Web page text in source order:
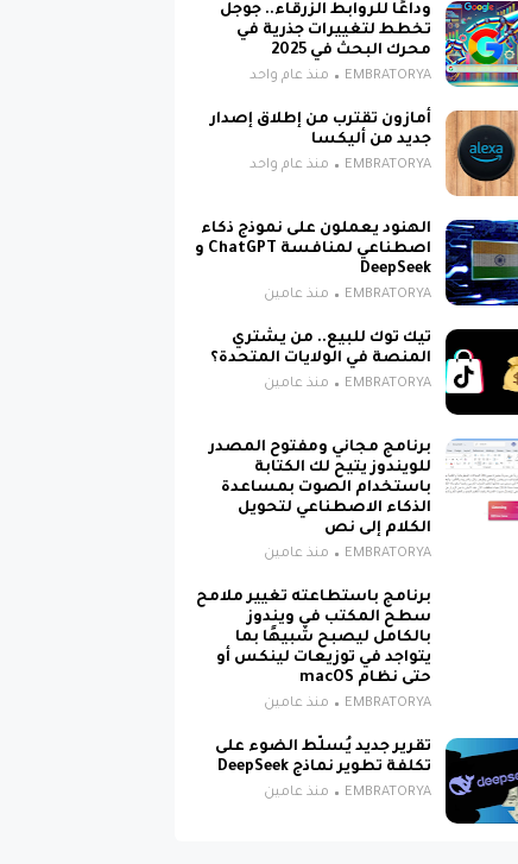
وداعًا للروابط الزرقاء.. جوجل
تخطط لتغييرات جذرية في
محرك البحث في 2025
EMBRATORYA منذ عام واحد
أمازون تقترب من إطلاق إصدار
جديد من أليكسا
EMBRATORYA منذ عام واحد
الهنود يعملون على نموذج ذكاء
اصطناعي لمنافسة ChatGPT و
DeepSeek
EMBRATORYA منذ عامين
تيك توك للبيع.. من يشتري
المنصة في الولايات المتحدة؟
EMBRATORYA منذ عامين
برنامج مجاني ومفتوح المصدر
للويندوز يتيح لك الكتابة
باستخدام الصوت بمساعدة
الذكاء الاصطناعي لتحويل
الكلام إلى نص
EMBRATORYA منذ عامين
برنامج باستطاعته تغيير ملامح
سطح المكتب في ويندوز
بالكامل ليصبح شبيهًا بما
يتواجد في توزيعات لينكس أو
حتى نظام macOS
EMBRATORYA منذ عامين
تقرير جديد يُسلّط الضوء على
تكلفة تطوير نماذج DeepSeek
EMBRATORYA منذ عامين